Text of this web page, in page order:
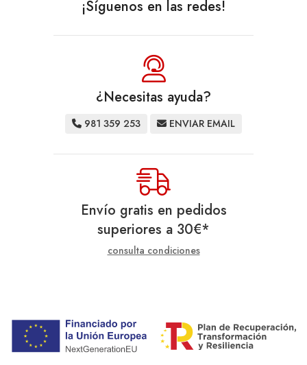
¡Síguenos en las redes!
¿Necesitas ayuda?
981 359 253 ENVIAR EMAIL
Envío gratis en pedidos
superiores a 30€*
consulta condiciones